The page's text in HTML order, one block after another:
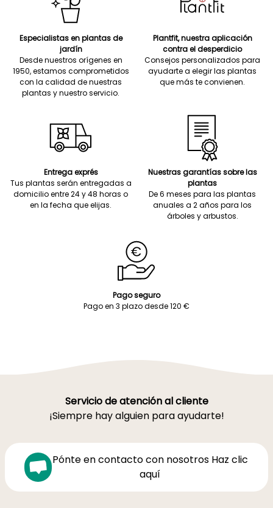
Especialistas en plantas de
jardín
Desde nuestros orígenes en
1950, estamos comprometidos
con la calidad de nuestras
plantas y nuestro servicio.
Plantfit, nuestra aplicación
contra el desperdicio
Consejos personalizados para
ayudarte a elegir las plantas
que más te convienen.
Entrega exprés
Tus plantas serán entregadas a
domicilio entre 24 y 48 horas o
en la fecha que elijas.
Nuestras garantías sobre las
plantas
De 6 meses para las plantas
anuales a 2 años para los
árboles y arbustos.
Pago seguro
Pago en 3 plazo desde 120 €
Servicio de atención al cliente
¡Siempre hay alguien para ayudarte!
Pónte en contacto con nosotros Haz clic
aquí